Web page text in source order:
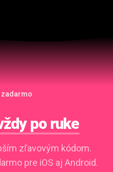
zadarmo
po ruke
zľavovým kódom.
pre iOS aj Android.